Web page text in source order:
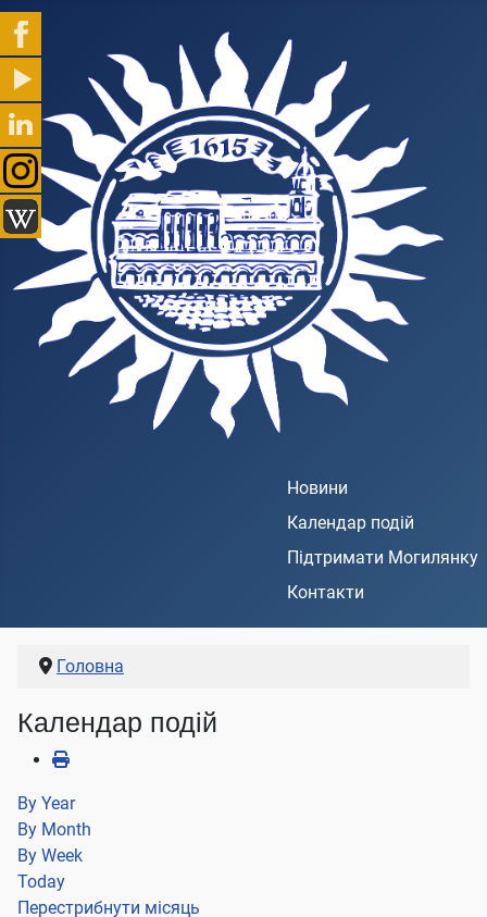
Новини
Календар подій
Підтримати Могилянку
Контакти
Головна
Календар подій
By Year
By Month
By Week
Today
Перестрибнути місяць